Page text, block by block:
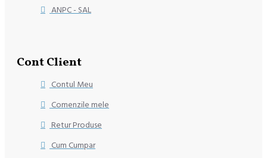
ANPC - SAL
Cont Client
Contul Meu
Comenzile mele
Retur Produse
Cum Cumpar